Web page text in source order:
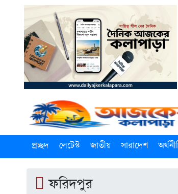
প্রচ্ছদ লেটেস্ট জাতীয় সারাদেশ
ফরিদপুর